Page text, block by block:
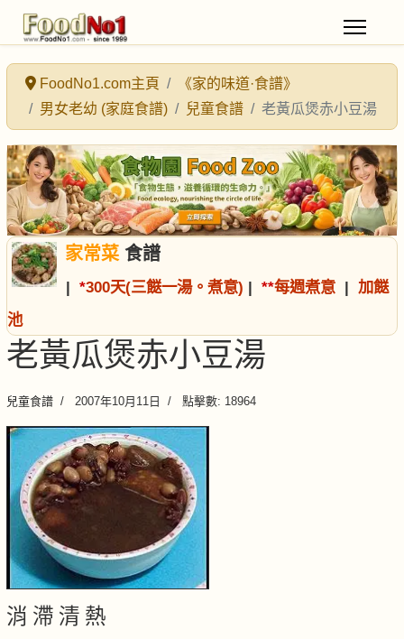
FoodNo1.com主頁
《家的味道·食譜》
男女老幼 (家庭食譜)
兒童食譜 老黃瓜煲赤小豆湯
家常菜食譜
| *300天(三餸一湯。煮意) | **每週煮意 | 加餸
池
老黃瓜煲赤小豆湯
兒童食譜 2007年10月11日 點擊數: 18964
消 滯 清 熱